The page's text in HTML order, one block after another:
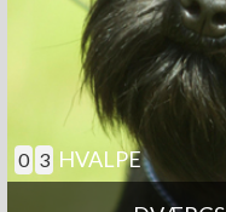
0 3 HVALPE